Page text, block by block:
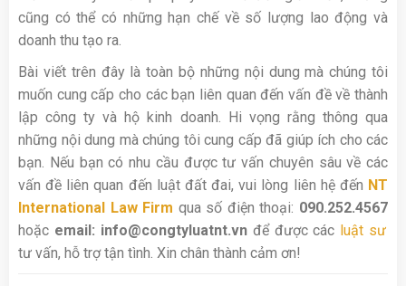
cũng có thể có những hạn chế về số lượng lao động và
doanh thu tạo ra.
Bài viết trên đây là toàn bộ những nội dung mà chúng tôi
muốn cung cấp cho các bạn liên quan đến vấn đề về thành
lập công ty và hộ kinh doanh. Hi vọng rằng thông qua
những nội dung mà chúng tôi cung cấp đã giúp ích cho các
bạn. Nếu bạn có nhu cầu được tư vấn chuyên sâu về các
vấn đề liên quan đến luật đất đai, vui lòng liên hệ đến NT
International Law Firm qua số điện thoại: 090.252.4567
hoặc email: info@congtyluatnt.vnđể được các luật sư
tư vấn, hỗ trợ tận tình. Xin chân thành cảm ơn!